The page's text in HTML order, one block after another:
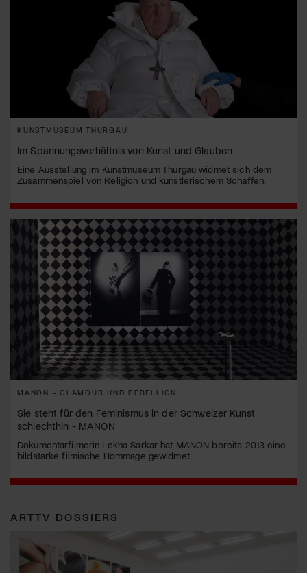
KUNSTMUSEUM THURGAU
Im Spannungsverhältnis von Kunst und Glauben
Eine Ausstellung im Kunstmuseum Thurgau widmet sich dem
Zusammenspiel von Religion und künstlerischem Schaffen.
MANON - GLAMOUR UND REBELLION
Sie steht für den Feminismus in der Schweizer Kunst
schlechthin - MANON
Dokumentarfilmerin Lekha Sarkar hat MANON bereits 2013 eine
bildstarke filmische Hommage gewidmet.
ARTTV DOSSIERS